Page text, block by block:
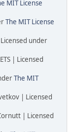
MIT License
The MIT License
under
| Licensed
The MIT
| Licensed
| Licensed